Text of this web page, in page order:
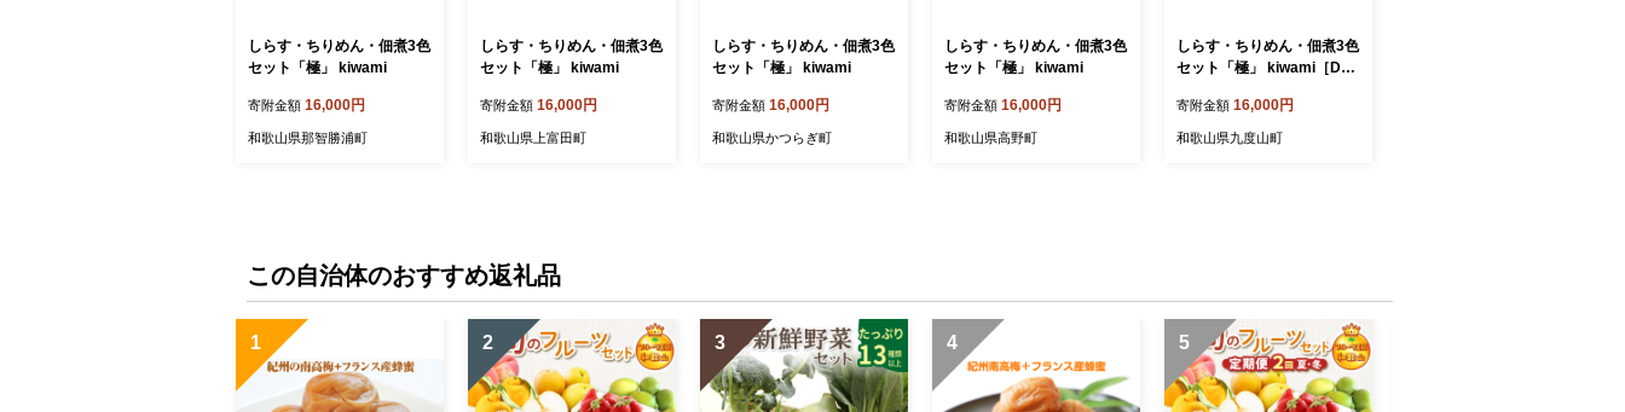
しらす・ちりめん・佃煮3色
セット「極」 kiwami
寄附金額 16,000円
和歌山県那智勝浦町
しらす・ちりめん・佃煮3色
セット「極」 kiwami
寄附金額 16,000円
和歌山県上富田町
しらす・ちりめん・佃煮3色
セット「極」 kiwami
寄附金額 16,000円
和歌山県かつらぎ町
しらす・ちりめん・佃煮3色
セット「極」 kiwami
寄附金額 16,000円
和歌山県高野町
しらす・ちりめん・佃煮3色
セット「極」 kiwami［DN1
寄附金額 16,000円
和歌山県九度山町
この自治体のおすすめ返礼品
1 2 3 4 5